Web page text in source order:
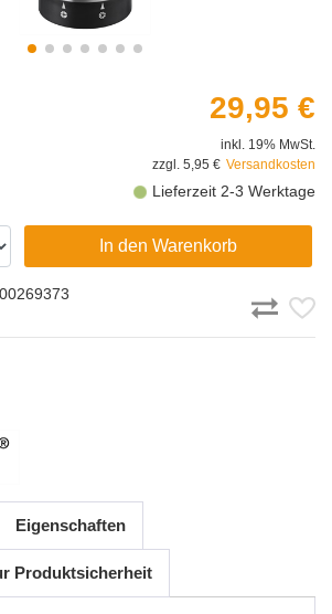
29,95 €
inkl. 19% MwSt.
zzgl. 5,95 € Versandkosten
Lieferzeit 2-3 Werktage
In den Warenkorb
Eigenschaften
Produktsicherheit